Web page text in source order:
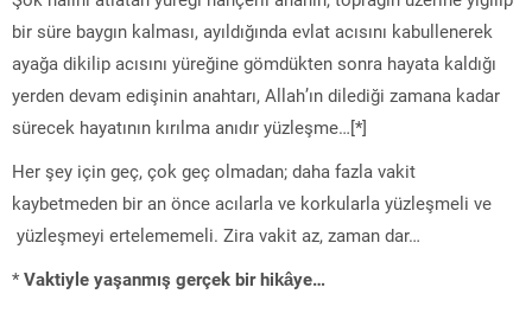
bir süre baygın kalması, ayıldığında evlat acısını kabullenerek
ayağa dikilip acısını yüreğine gömdükten sonra hayata kaldığı
yerden devam edişinin anahtarı, Allah’ın dilediği zamana kadar
sürecek hayatının kırılma anıdır yüzleşme…[*]
Her şey için geç, çok geç olmadan; daha fazla vakit
kaybetmeden bir an önce acılarla ve korkularla yüzleşmeli ve
yüzleşmeyi ertelememeli. Zira vakit az, zaman dar…
* Vaktiyle yaşanmış gerçek bir hikâye…